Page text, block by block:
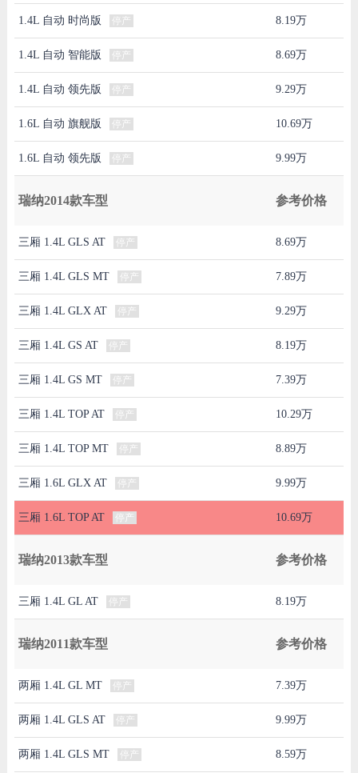
1.4L 自动 时尚版 停产 8.19万
1.4L 自动 智能版 停产 8.69万
1.4L 自动 领先版 停产 9.29万
1.6L 自动 旗舰版 停产 10.69万
1.6L 自动 领先版 停产 9.99万
瑞纳2014款车型 参考价格
三厢 1.4L GLS AT 停产 8.69万
三厢 1.4L GLS MT 停产 7.89万
三厢 1.4L GLX AT 停产 9.29万
三厢 1.4L GS AT 停产 8.19万
三厢 1.4L GS MT 停产 7.39万
三厢 1.4L TOP AT 停产 10.29万
三厢 1.4L TOP MT 停产 8.89万
三厢 1.6L GLX AT 停产 9.99万
三厢 1.6L TOP AT 停产 10.69万
瑞纳2013款车型 参考价格
三厢 1.4L GL AT 停产 8.19万
瑞纳2011款车型 参考价格
两厢 1.4L GL MT 停产 7.39万
两厢 1.4L GLS AT 停产 9.99万
两厢 1.4L GLS MT 停产 8.59万